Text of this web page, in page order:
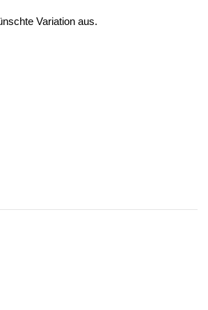
Variation aus.